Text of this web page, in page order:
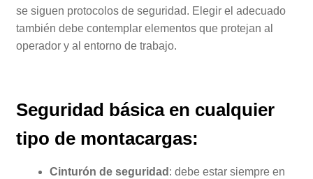
se siguen protocolos de seguridad. Elegir el adecuado
también debe contemplar elementos que protejan al
operador y al entorno de trabajo.
Seguridad básica en cualquier
tipo de montacargas:
Cinturón de seguridad : debe estar siempre en